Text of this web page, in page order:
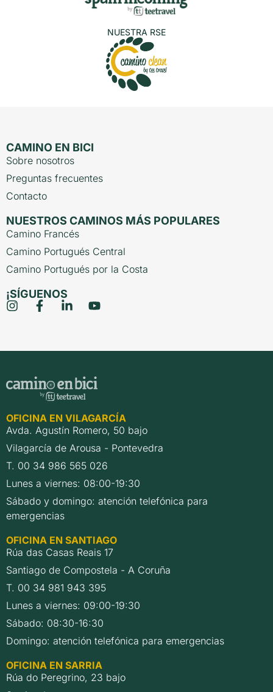
NUESTRA RSE
CAMINO EN BICI
Sobre nosotros
Preguntas frecuentes
Contacto
NUESTROS CAMINOS MÁS POPULARES
Camino Francés
Camino Portugués Central
Camino Portugués por la Costa
¡SÍGUENOS
OFICINA EN VILAGARCÍA
Avda. Agustín Romero, 50 bajo
Vilagarcía de Arousa - Pontevedra
T. 00 34 986 565 026
Lunes a viernes: 08:00-19:30
Sábado y domingo: atención telefónica para
emergencias
OFICINA EN SANTIAGO
Rúa das Casas Reais 17
Santiago de Compostela - A Coruña
T. 00 34 981 943 395
Lunes a viernes: 09:00-19:30
Sábado: 08:30-16:30
Domingo: atención telefónica para emergencias
OFICINA EN SARRIA
Rúa do Peregrino, 23 bajo